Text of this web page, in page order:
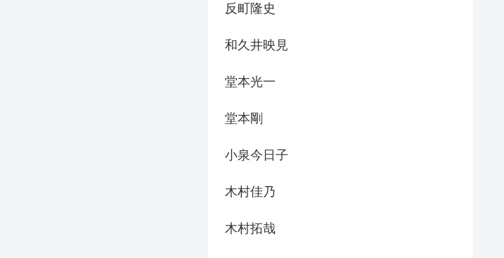
反町隆史
和久井映見
堂本光一
堂本剛
小泉今日子
木村佳乃
木村拓哉